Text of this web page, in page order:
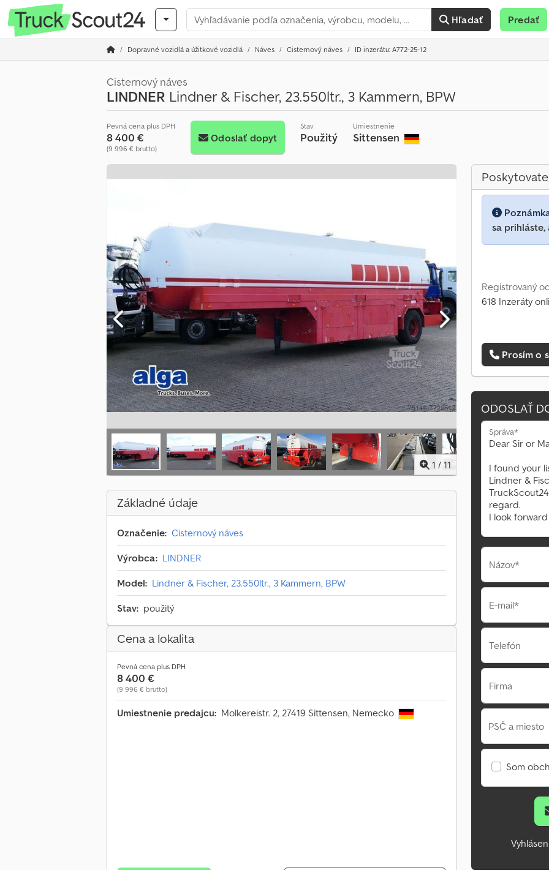
Hľadať Predať
Dopravné vozidlá a úžitkové vozidlá Náves Cisternový náves ID inzerátu: A772-25-12
Cisternový náves
LINDNER Lindner & Fischer, 23.550ltr., 3 Kammern, BPW
Pevná cena plus DPH
8 400 €
(9 996 € brutto)
Odoslať dopyt
Stav
Použitý
Umiestnenie
Sittensen
1 / 11
Základné údaje
Označenie: Cisternový náves
Výrobca: LINDNER
Model: Lindner & Fischer, 23.550ltr., 3 Kammern, BPW
Stav: použitý
Cena a lokalita
Pevná cena plus DPH
8 400 €
(9 996 € brutto)
Umiestnenie predajcu: Molkereistr. 2, 27419 Sittensen, Nemecko
sa prihláste,
Registrovaný
618 Inzeráty
Prosím o
ODOSLAŤ
Správa*
Názov*
E-mail*
Telefón
Firma
PSČ a miesto
Som